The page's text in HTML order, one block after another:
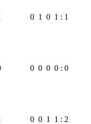
0 1 0 1 : 1
0 0 0 0 : 0
0 0 1 1 : 2